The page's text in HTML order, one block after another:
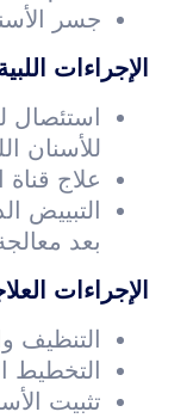
جسر
الإجراءات
استئصال
للأسنان
علاج قناة
التبييض
بعد
الإجراءات
التنظيف
التخطيط
تثبيت